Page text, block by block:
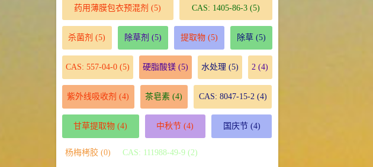
药用薄膜包衣预混剂 (5) CAS: 1405-86-3(5)
杀菌剂 (5) 除草剂 (5) 提取物(5) 除草(5)
CAS: 557-04-0(5) 硬脂酸镁(5) 水处理 (5) 2 (4)
紫外线吸收剂 (4) 茶皂素 (4) CAS: 8047-15-2 (4)
甘草提取物 (4) 中秋节 (4) 国庆节(4)
杨梅栲胶 (0) CAS: 111988-49-9 (2)